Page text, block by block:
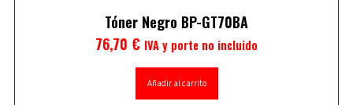
Tóner Negro BP-GT70BA
76,70 € IVA y porte no incluido
Añadir al carrito